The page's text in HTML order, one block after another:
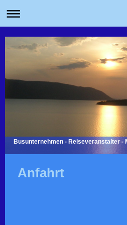
Busunternehmen - Reiseveranstalter -
Anfahrt